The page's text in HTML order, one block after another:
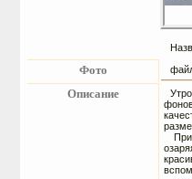
Фото
Описание